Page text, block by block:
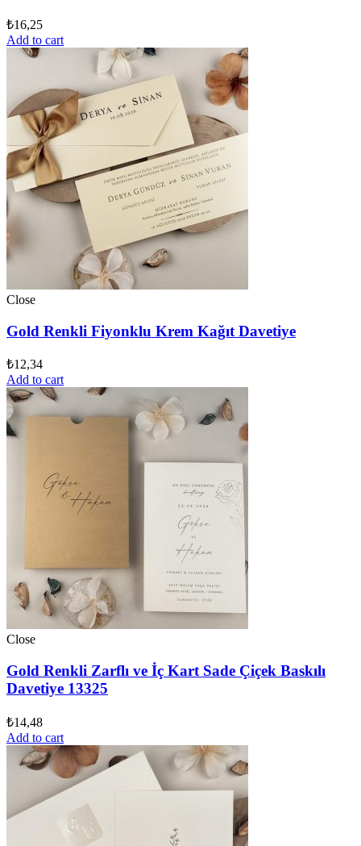
₺16,25
Add to cart
Close
Gold Renkli Fiyonklu Krem Kağıt Davetiye
₺12,34
Add to cart
Close
Gold Renkli Zarflı ve İç Kart Sade Çiçek Baskılı
Davetiye 13325
₺14,48
Add to cart